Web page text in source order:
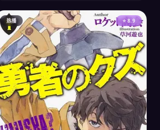
热播 ⭐ 8.9